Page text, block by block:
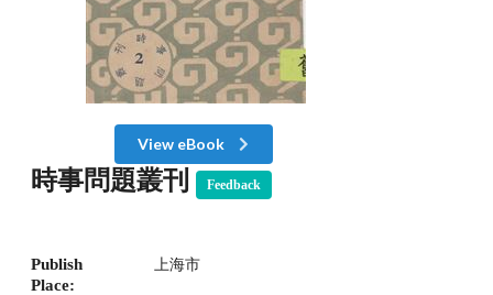
View eBook
時事問題叢刊 Feedback
Publish
Place:
上海市